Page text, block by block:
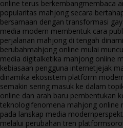
online terus berkembangmembaca
popularitas mahjong secara
bersamaan dengan transformasi
media modern membentuk cara
perjalanan mahjong di tengah
berubahmahjong online mulai
media digitalketika mahjong online
kebiasaan pengguna internetjejak
dinamika ekosistem platform
semakin sering masuk ke dalam
online dan arah baru pembentukan
teknologifenomena mahjong online
pada lanskap media modern
melalui perubahan tren platform